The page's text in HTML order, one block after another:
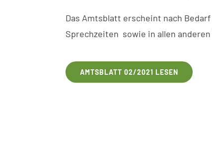
Das Amtsblatt erscheint nach Bedarf
Sprechzeiten sowie in allen anderen
AMTSBLATT 02/2021 LESEN